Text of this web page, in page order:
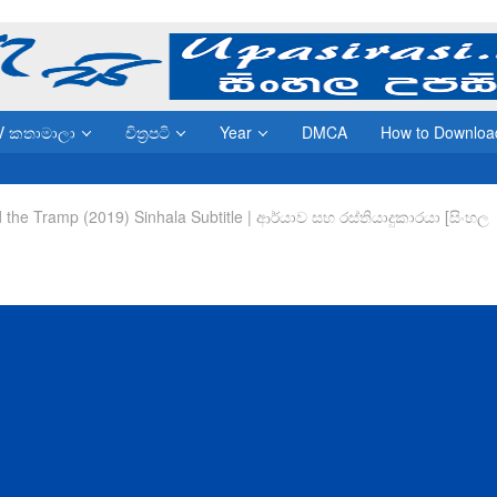
කතාමාලා චිත්‍රපටි Year DMCA How to
the Tramp (2019) Sinhala Subtitle | ආර්යාව සහ රස්තියාදුකාරයා [සිංහල